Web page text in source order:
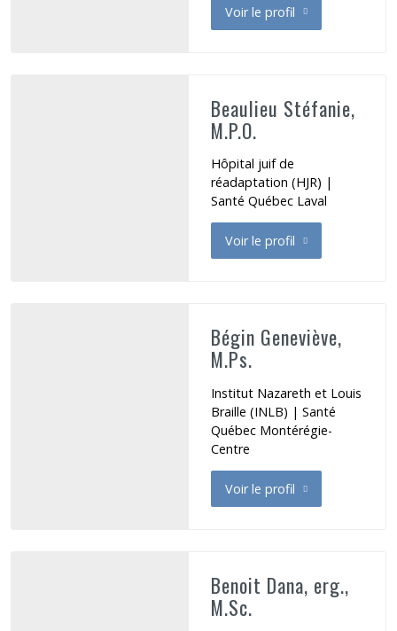
Voir le profil
de Beaulieu Cheryl
Beaulieu Stéfanie,
M.P.O.
Hôpital juif de
réadaptation (HJR) |
Santé Québec Laval
Voir le profil
de Beaulieu Stéfanie
Bégin Geneviève,
M.Ps.
Institut Nazareth et Louis
Braille (INLB) | Santé
Québec Montérégie-
Centre
Voir le profil
de Bégin Geneviève
Benoit Dana, erg.,
M.Sc.